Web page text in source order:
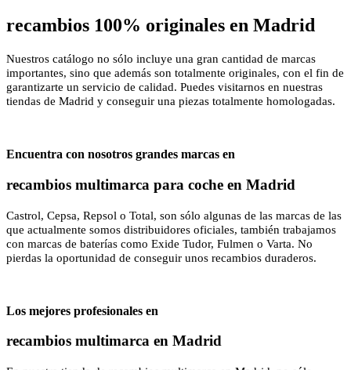
recambios 100% originales en Madrid
Nuestros catálogo no sólo incluye una gran cantidad de marcas
importantes, sino que además son totalmente originales, con el fin de
garantizarte un servicio de calidad. Puedes visitarnos en nuestras
tiendas de Madrid y conseguir una piezas totalmente homologadas.
Encuentra con nosotros grandes marcas en
recambios multimarca para coche en Madrid
Castrol, Cepsa, Repsol o Total, son sólo algunas de las marcas de las
que actualmente somos distribuidores oficiales, también trabajamos
con marcas de baterías como Exide Tudor, Fulmen o Varta. No
pierdas la oportunidad de conseguir unos recambios duraderos.
Los mejores profesionales en
recambios multimarca en Madrid